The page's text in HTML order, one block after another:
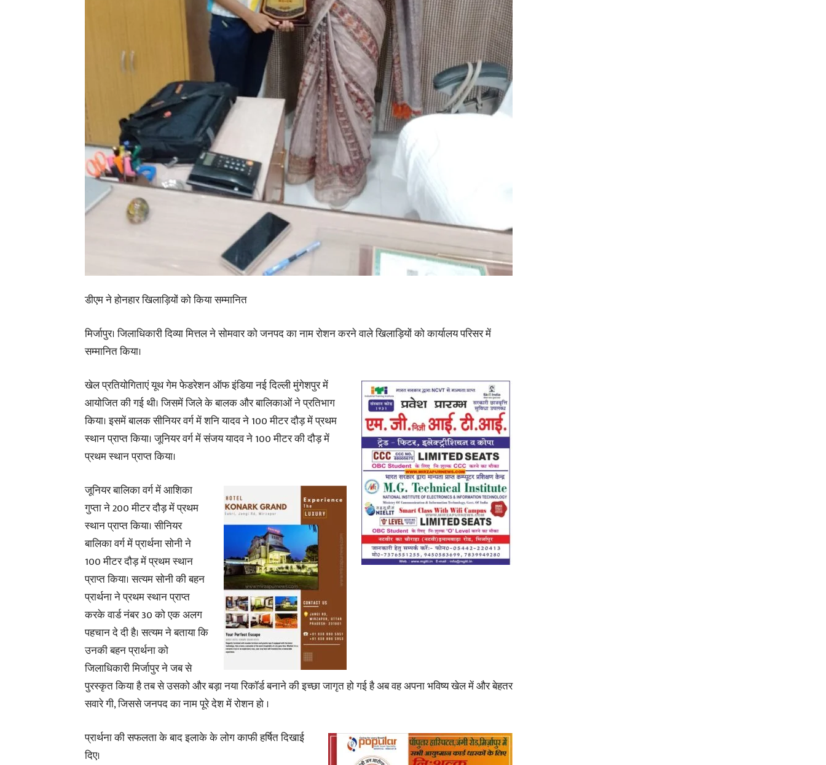
Hindi,
Today
Hindi
डीएम ने होनहार खिलाड़ियों को किया सम्मानित
मिर्जापुर। जिलाधिकारी दिव्या मित्तल ने सोमवार को जनपद का नाम रोशन करने वाले खिलाड़ियों को कार्यालय परिसर में
सम्मानित किया।
खेल प्रतियोगिताएं यूथ गेम फेडरेशन ऑफ इंडिया नई दिल्ली मुंगेशपुर में
आयोजित की गई थी। जिसमें जिले के बालक और बालिकाओं ने प्रतिभाग
किया। इसमें बालक सीनियर वर्ग में शनि यादव ने 100 मीटर दौड़ में प्रथम
स्थान प्राप्त किया। जूनियर वर्ग में संजय यादव ने 100 मीटर की दौड़ में
प्रथम स्थान प्राप्त किया।
जूनियर बालिका वर्ग में आशिका
गुप्ता ने 200 मीटर दौड़ में प्रथम
स्थान प्राप्त किया। सीनियर
बालिका वर्ग में प्रार्थना सोनी ने
100 मीटर दौड़ में प्रथम स्थान
प्राप्त किया। सत्यम सोनी की बहन
प्रार्थना ने प्रथम स्थान प्राप्त
करके वार्ड नंबर 30 को एक अलग
पहचान दे दी है। सत्यम ने बताया कि
उनकी बहन प्रार्थना को
जिलाधिकारी मिर्जापुर ने जब से
पुरस्कृत किया है तब से उसको और बड़ा नया रिकॉर्ड बनाने की इच्छा जागृत हो गई है अब वह अपना भविष्य खेल में और बेहतर
सवारे गी, जिससे जनपद का नाम पूरे देश में रोशन हो ।
प्रार्थना की सफलता के बाद इलाके के लोग काफी हर्षित दिखाई
दिए।